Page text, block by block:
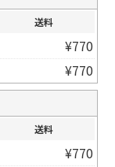
送料
¥770
¥770
送料
¥770